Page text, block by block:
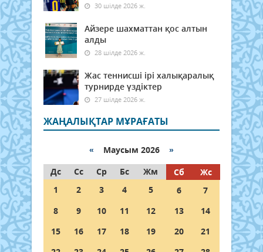
30 шілде 2026 ж.
Айзере шахматтан қос алтын
алды
28 шілде 2026 ж.
Жас теннисші ірі халықаралық
турнирде үздіктер
27 шілде 2026 ж.
ЖАҢАЛЫҚТАР МҰРАҒАТЫ
« Маусым 2026 »
Дс
Сс Ср Бс Жм Сб
Жс
1
2 3 4 5 6
7
8
9 10 11 12 13
14
15
16 17 18 19 20
21